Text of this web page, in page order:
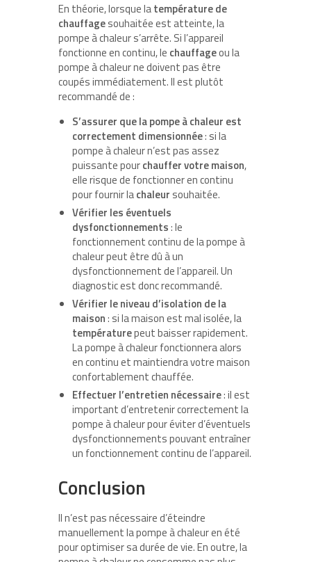
En théorie, lorsque latempérature de
chauffagesouhaitée est atteinte, la
pompe à chaleur s’arrête. Si l’appareil
fonctionne en continu, le chauffageou la
pompe à chaleur ne doivent pas être
coupés immédiatement. Il est plutôt
recommandé de :
S’assurer que la pompe à chaleur est
correctement dimensionnée: si la
pompe à chaleur n’est pas assez
puissante pourchauffer votre maison,
elle risque de fonctionner en continu
pour fournir lachaleur souhaitée.
Vérifier les éventuels
dysfonctionnements: le
fonctionnement continu de la pompe à
chaleur peut être dû à un
dysfonctionnement de l’appareil. Un
diagnostic est donc recommandé.
Vérifier le niveau d’isolation de la
maison: si la maison est mal isolée, la
températurepeut baisser rapidement.
La pompe à chaleur fonctionnera alors
en continu et maintiendra votre maison
confortablement chauffée.
Effectuer l’entretien nécessaire: il est
important d’entretenir correctement la
pompe à chaleur pour éviter d’éventuels
dysfonctionnements pouvant entraîner
un fonctionnement continu de l’appareil.
Conclusion
Il n’est pas nécessaire d’éteindre
manuellement la pompe à chaleur en été
pour optimiser sa durée de vie. En outre, la